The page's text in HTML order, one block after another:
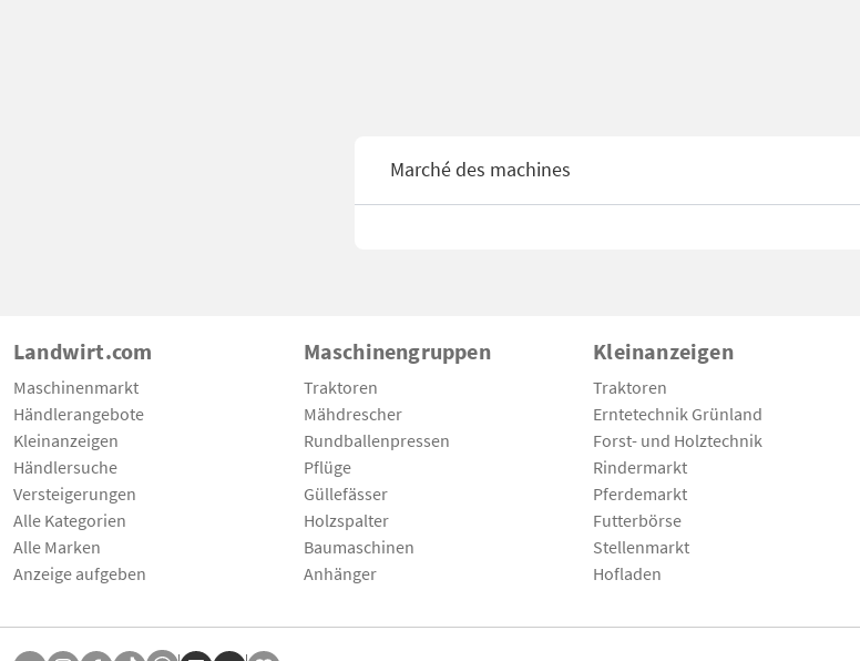
Marché des machines
Landwirt.com
Maschinenmarkt
Händlerangebote
Kleinanzeigen
Händlersuche
Versteigerungen
Alle Kategorien
Alle Marken
Anzeige aufgeben
Maschinengruppen
Traktoren
Mähdrescher
Rundballenpressen
Pflüge
Güllefässer
Holzspalter
Baumaschinen
Anhänger
Kleinanzeigen
Traktoren
Erntetechnik Grünland
Forst- und Holztechnik
Rindermarkt
Pferdemarkt
Futterbörse
Stellenmarkt
Hofladen